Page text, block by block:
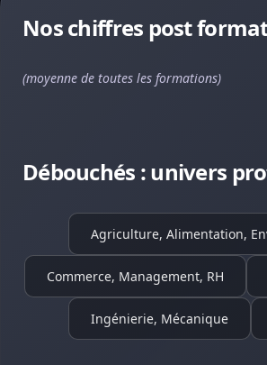
Nos chiffres post
(moyenne de toutes les formations)
Débouchés : univers
Agriculture, Alimentation,
Commerce, Management, RH
Ingénierie, Mécanique